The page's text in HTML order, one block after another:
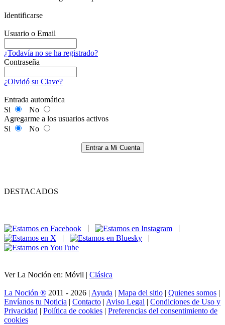
Identificarse
Usuario o Email
¿Todavía no se ha registrado?
Contraseña
¿Olvidó su Clave?
Entrada automática
Si
No
Agregarme a los usuarios activos
Si
No
Entrar a Mi Cuenta
DESTACADOS
|
|
Ver La Noción en: Móvil | Clásica
La Noción ® 2011 - 2026 | Ayuda | Mapa del sitio | Quienes somos |
Envíanos tu Noticia | Contacto | Aviso Legal | Condiciones de Uso y
Privacidad | Política de cookies | Preferencias del consentimiento de
cookies